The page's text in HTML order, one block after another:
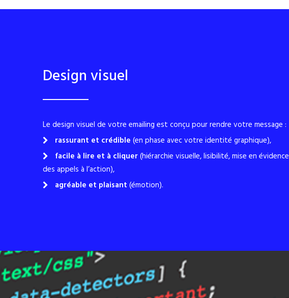
Design visuel
Le design visuel de votre emailing est conçu pour rendre votre message :
rassurant et crédible (en phase avec votre identité graphique),
facile à lire et à cliquer(hiérarchie visuelle, lisibilité, mise en évidence
des appels à l’action),
agréable et plaisant (émotion).